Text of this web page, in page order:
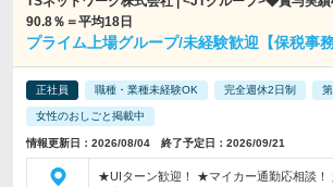
90.8％＝平均18日
プライム上場グループ/未経験歓迎【保税事
正社員 職種・業種未経験OK 完全週休2日制
女性のおしごと掲載中
情報更新日：2026/08/04 終了予定日：2026/09/21
★UIターン歓迎！ ★マイカー通勤応相談！